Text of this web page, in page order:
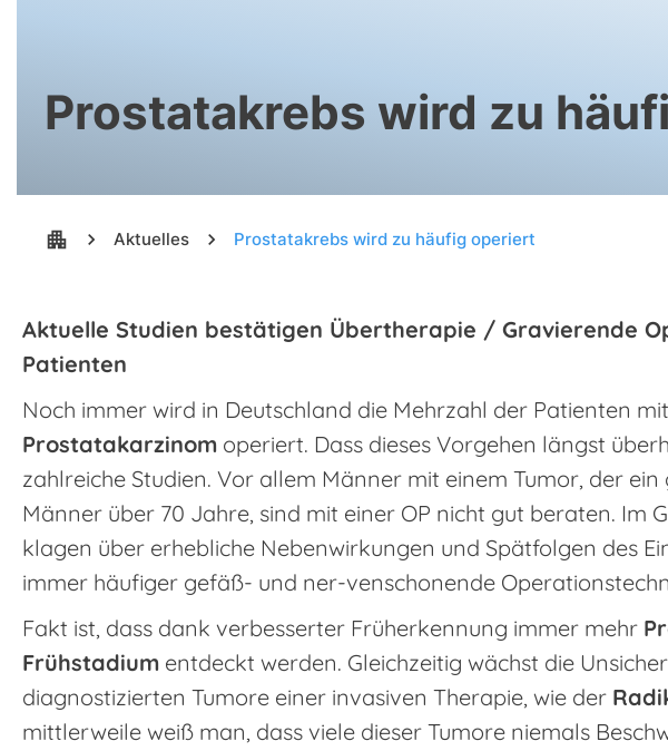
Prostatakrebs wird zu
apartment chevron_right Aktuelles chevron_right Prostatakrebs wird zu häufig operiert
Aktuelle Studien bestätigen Übertherapie / Gravierende
Patienten
Noch immer wird in Deutschland die Mehrzahl der Patienten
Prostatakarzinom operiert. Dass dieses Vorgehen längst
zahlreiche Studien. Vor allem Männer mit einem Tumor, der
Männer über 70 Jahre, sind mit einer OP nicht gut beraten. Im
klagen über erhebliche Nebenwirkungen und Spätfolgen des
immer häufiger gefäß- und ner-venschonende
Fakt ist, dass dank verbesserter Früherkennung immer mehr
Frühstadium entdeckt werden. Gleichzeitig wächst die
diagnostizierten Tumore einer invasiven Therapie, wie der
mittlerweile weiß man, dass viele dieser Tumore niemals